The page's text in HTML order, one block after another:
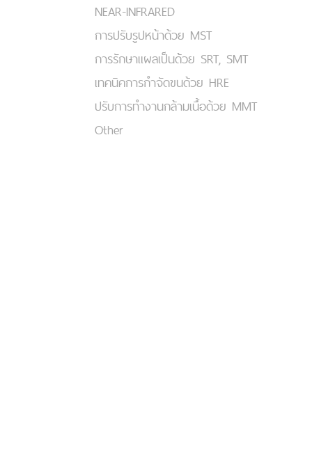
NEAR-INFRARED
การปรับรูปหน้าด้วย MST
การรักษาแผลเป็นด้วย SRT, SMT
เทคนิคการกำจัดขนด้วย HRE
ปรับการทำงานกล้ามเนื้อด้วย MMT
Other